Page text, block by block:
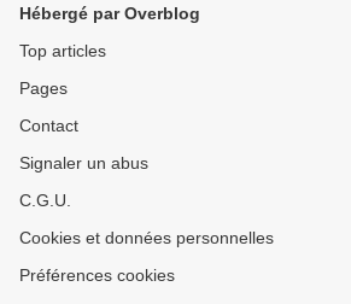
Hébergé par Overblog
Top articles
Pages
Contact
Signaler un abus
C.G.U.
Cookies et données personnelles
Préférences cookies